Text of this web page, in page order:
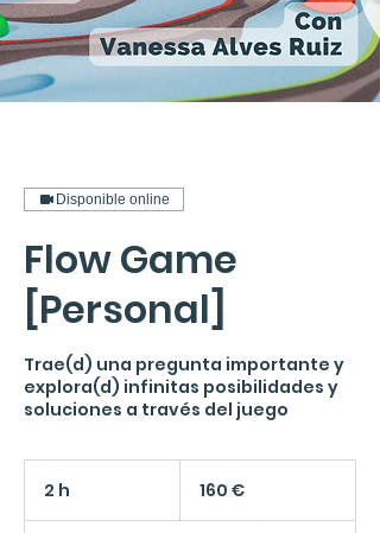
Disponible online
Flow Game
[Personal]
Trae(d) una pregunta importante y
explora(d) infinitas posibilidades y
soluciones a través del juego
2 h 160 €